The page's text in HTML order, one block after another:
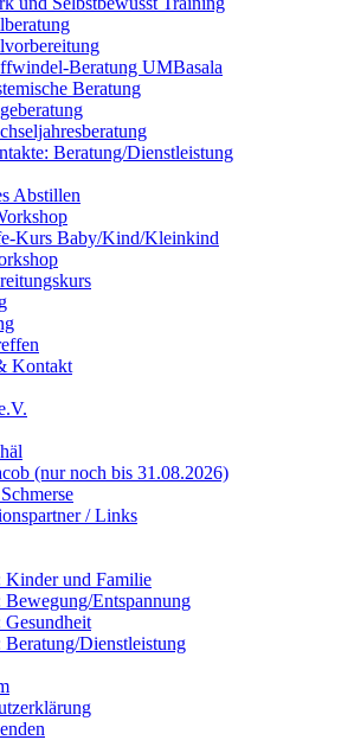
Beratung UMBasala
Beratung
Beratung/Dienstleistung
Abstillen
Kurs Baby/Kind/Kleinkind
Kontakt
(nur noch bis 31.08.2026)
/ Links
Kinder und Familie
Entspannung
Dienstleistung